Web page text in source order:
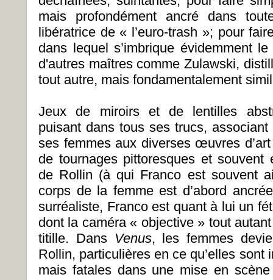
mais profondément ancré dans
libératrice de « l’euro-trash »; pour
dans lequel s’imbrique évidemment
d'autres maîtres comme Zulawski,
tout autre, mais fondamentalement
Jeux de miroirs et de lentilles
puisant dans tous ses trucs,
ses femmes aux diverses œuvres
de tournages pittoresques et souvent
de Rollin (à qui Franco est souvent
corps de la femme est d’abord
surréaliste, Franco est quant à lui un
dont la caméra « objective » tout
titille. Dans Venus, les femmes
Rollin, particulières en ce qu’elles sont
mais fatales dans une mise en